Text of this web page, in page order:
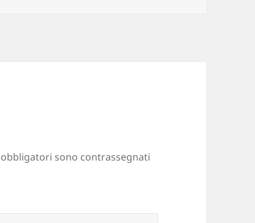
sono contrassegnati